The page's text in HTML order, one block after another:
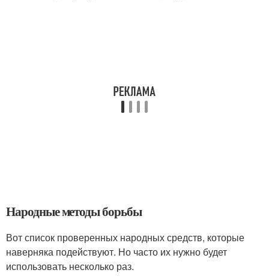
Народные методы борьбы
Вот список проверенных народных средств, которые
наверняка подействуют. Но часто их нужно будет
использовать несколько раз.